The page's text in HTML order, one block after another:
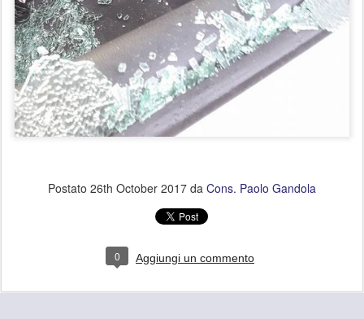
Postato 26th October 2017 da Cons. Paolo Gandola
0 Aggiungi un commento